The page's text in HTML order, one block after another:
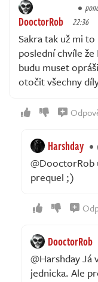
DooctorRob
22:36
Sakra tak už mi
poslední chvíle že
budu muset
otočit všechny
Harshday
@DooctorRob
prequel ;)
DooctorRob
@Harshday
jednicka. Ale